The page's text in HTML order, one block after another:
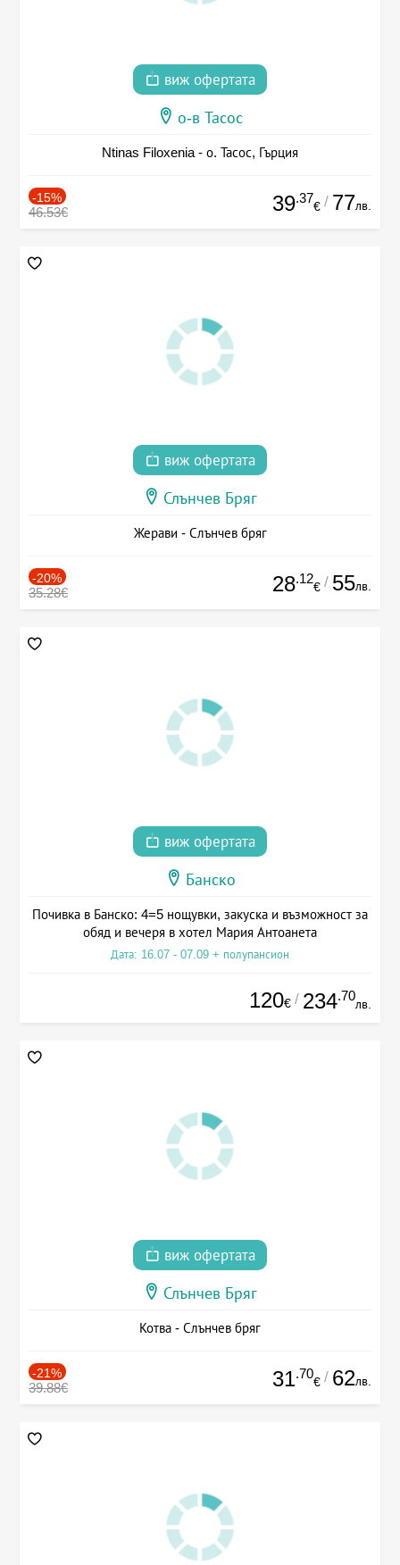
виж офертата
о-в Тасос
Ntinas Filoxenia - о. Тасос, Гърция
-15%
46.53€ 39.37
€ / 77лв.
виж офертата
Слънчев Бряг
Жерави - Слънчев бряг
-20%
35.28€ 28.12
€ / 55лв.
виж офертата
Банско
Почивка в Банско: 4=5 нощувки, закуска и възможност за
обяд и вечеря в хотел Мария Антоанета
Дата: 16.07 - 07.09 + полупансион
120€ / 234.70
лв.
виж офертата
Слънчев Бряг
Котва - Слънчев бряг
-21%
39.88€ 31.70
€ / 62лв.